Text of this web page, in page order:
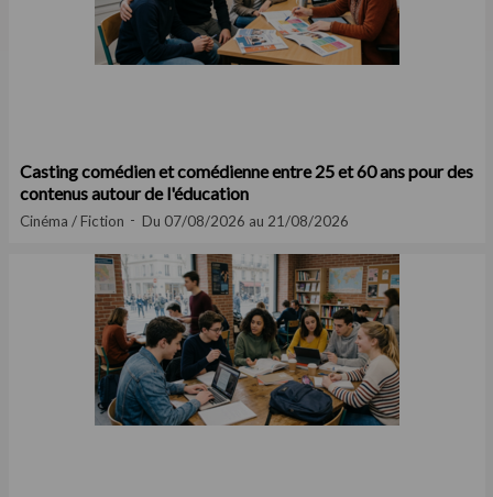
Casting comédien et comédienne entre 25 et 60 ans pour des
contenus autour de l'éducation
Cinéma / Fiction Du 07/08/2026 au 21/08/2026